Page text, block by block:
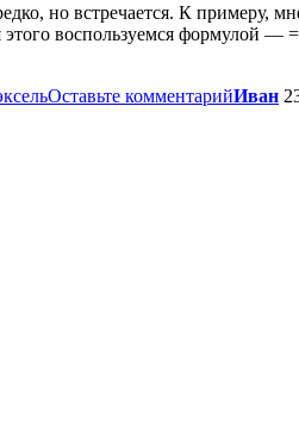
но встречается. К примеру,
воспользуемся
Оставьте комментарийИван